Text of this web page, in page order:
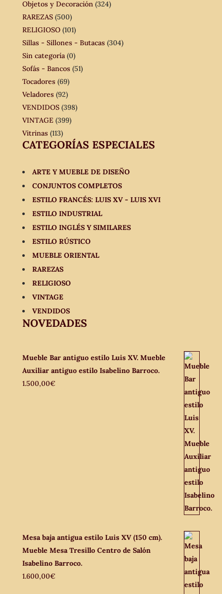
Objetos y Decoración (324)
RAREZAS (500)
RELIGIOSO (101)
Sillas - Sillones - Butacas (304)
Sin categoría (0)
Sofás - Bancos (51)
Tocadores (69)
Veladores (92)
VENDIDOS (398)
VINTAGE (399)
Vitrinas (113)
CATEGORÍAS ESPECIALES
ARTE Y MUEBLE DE DISEÑO
CONJUNTOS COMPLETOS
ESTILO FRANCÉS: LUIS XV - LUIS XVI
ESTILO INDUSTRIAL
ESTILO INGLÉS Y SIMILARES
ESTILO RÚSTICO
MUEBLE ORIENTAL
RAREZAS
RELIGIOSO
VINTAGE
VENDIDOS
NOVEDADES
Mueble Bar antiguo estilo Luis XV. Mueble
Auxiliar antiguo estilo Isabelino Barroco.
1.500,00€
Mesa baja antigua estilo Luis XV (150 cm).
Mueble Mesa Tresillo Centro de Salón
Isabelino Barroco.
1.600,00€